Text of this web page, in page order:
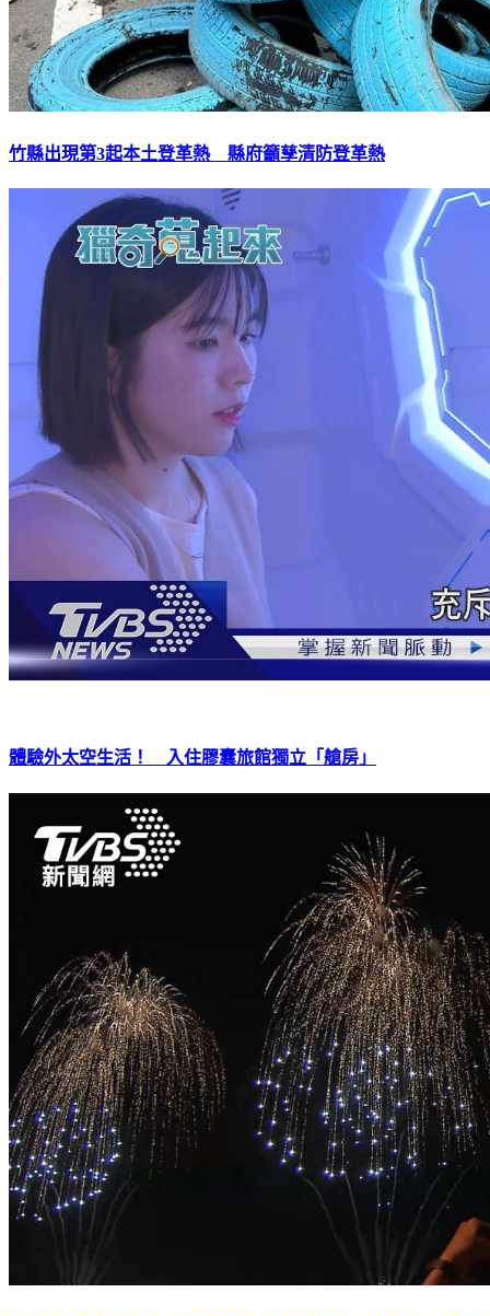
竹縣出現第3起本土登革熱 縣府籲孳清防登革熱
體驗外太空生活！ 入住膠囊旅館獨立「艙房」